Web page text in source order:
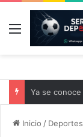
Menú
Ya se conoce
Inicio / Deportes